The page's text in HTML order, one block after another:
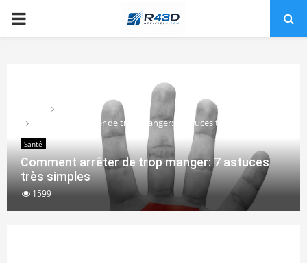
PRIMARY
Comment arrêter de trop manger: 7 astuces très simples
Santé
Comment arrêter de trop manger: 7 astuces
très simples
1599